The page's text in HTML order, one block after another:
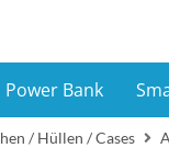
Power Bank
/ Hüllen / Cases